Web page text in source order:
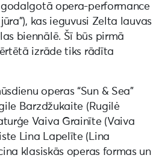
opera-performance
jūra”), kas ieguvusi Zelta lauvas
biennālē. Šī būs pirmā
izrāde tiks rādīta
operas “Sun & Sea”
Barzdžukaite (Rugilė
Vaiva Grainīte (Vaiva
Lina Lapelīte (Lina
klasiskās operas formas un